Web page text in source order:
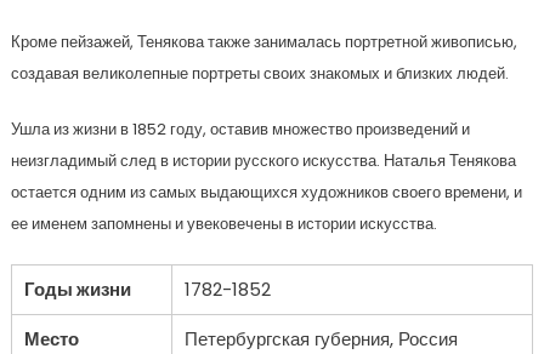
Кроме пейзажей, Тенякова также занималась портретной живописью,
создавая великолепные портреты своих знакомых и близких людей.
Ушла из жизни в 1852 году, оставив множество произведений и
неизгладимый след в истории русского искусства. Наталья Тенякова
остается одним из самых выдающихся художников своего времени, и
ее именем запомнены и увековечены в истории искусства.
Годы жизни
1782-1852
Место
Петербургская губерния, Россия